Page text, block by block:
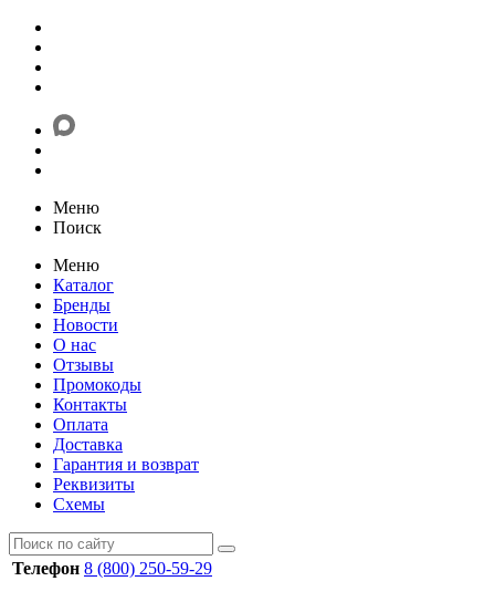
Меню
Поиск
Меню
Каталог
Бренды
Новости
О нас
Отзывы
Промокоды
Контакты
Оплата
Доставка
Гарантия и возврат
Реквизиты
Схемы
Телефон 8 (800) 250-59-29